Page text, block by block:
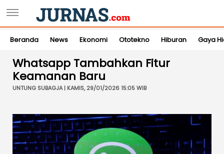
Beranda News Ekonomi Ototekno Hiburan Gaya
Whatsapp Tambahkan Fitur
Keamanan Baru
UNTUNG SUBAGJA | KAMIS, 29/01/2026 15:05 WIB